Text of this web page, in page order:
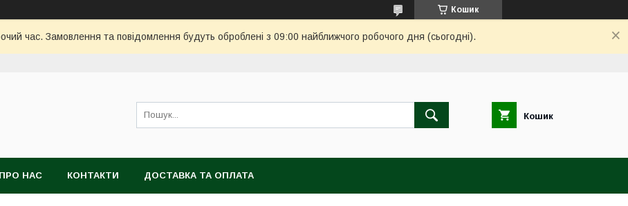
Кошик
час. Замовлення та повідомлення будуть оброблені з 09:00 найближчого робочого дня (сьогодні).
Кошик
ПРО НАС КОНТАКТИ ДОСТАВКА ТА ОПЛАТА